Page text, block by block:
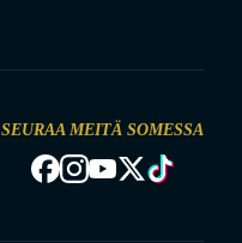
SEURAA MEITÄ SOMESSA